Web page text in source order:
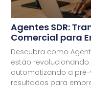
Agentes SDR:
Comercial para
Descubra como
estão
automatizando a
resultados para